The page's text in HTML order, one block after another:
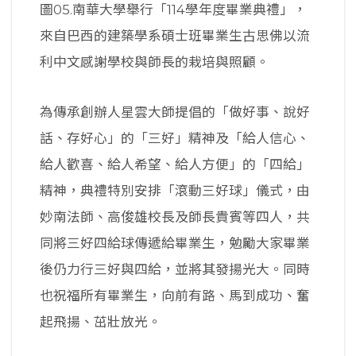
圖05.南華大學舉行「114學年度畢業典禮」，
來自巴西的建築學系碩士班畢業生古思佛以流
利中文感謝學校與師長的栽培與照顧。
為傳承創辦人星雲大師提倡的「做好事、說好
話、存好心」的「三好」精神及「給人信心、
給人歡喜、給人希望、給人方便」的「四給」
精神，典禮特別安排「滾動三好球」儀式，由
妙南法師、高俊雄校長及師長貴賓等四人，共
同將三好四給球傳遞給畢業生，勉勵大家畢業
後仍力行三好與四給，並將其發揚光大。同時
也祝福所有畢業生，向前有路、馬到成功、奮
起飛揚、茁壯放光。